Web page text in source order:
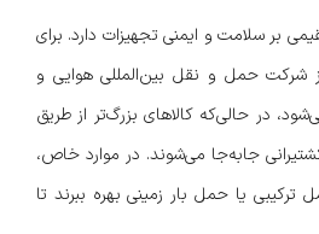
بر سلامت و ایمنی تجهیزات دارد. برای
شرکت حمل و نقل بین‌المللی هوایی و
در حالی‌که کالاهای بزرگ‌تر از طریق
جابه‌جا می‌شوند. در موارد خاص،
ترکیبی یا حمل بار زمینی بهره ببرند تا